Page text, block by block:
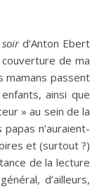
d’Anton Ebert
de ma
mamans passent
ainsi que
» au sein de la
n’auraient-
et (surtout ?)
de la lecture
d’ailleurs,